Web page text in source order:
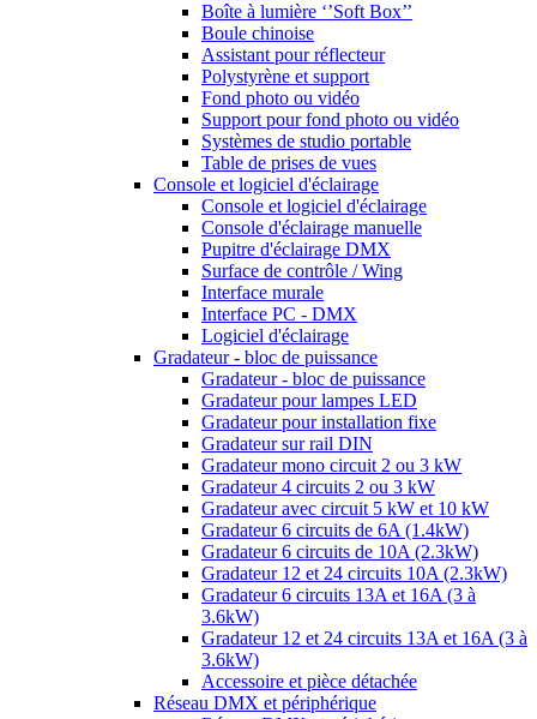
Boîte à lumière ‘’Soft Box’’
Boule chinoise
Assistant pour réflecteur
Polystyrène et support
Fond photo ou vidéo
Support pour fond photo ou vidéo
Systèmes de studio portable
Table de prises de vues
Console et logiciel d'éclairage
Console et logiciel d'éclairage
Console d'éclairage manuelle
Pupitre d'éclairage DMX
Surface de contrôle / Wing
Interface murale
Interface PC - DMX
Logiciel d'éclairage
Gradateur - bloc de puissance
Gradateur - bloc de puissance
Gradateur pour lampes LED
Gradateur pour installation fixe
Gradateur sur rail DIN
Gradateur mono circuit 2 ou 3 kW
Gradateur 4 circuits 2 ou 3 kW
Gradateur avec circuit 5 kW et 10 kW
Gradateur 6 circuits de 6A (1.4kW)
Gradateur 6 circuits de 10A (2.3kW)
Gradateur 12 et 24 circuits 10A (2.3kW)
Gradateur 6 circuits 13A et 16A (3 à
3.6kW)
Gradateur 12 et 24 circuits 13A et 16A (3 à
3.6kW)
Accessoire et pièce détachée
Réseau DMX et périphérique